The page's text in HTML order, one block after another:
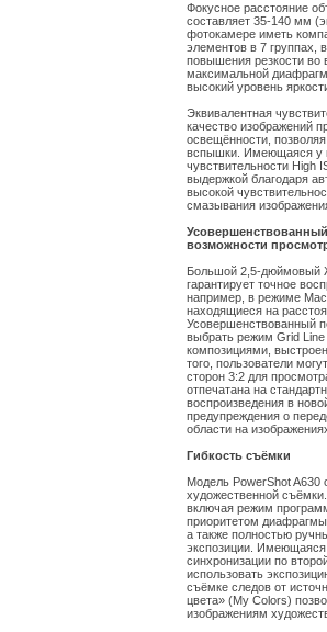
Фокусное расстояние
составляет 35-140 мм
фотокамере иметь
элементов в 7 группах,
повышения резкости во
максимальной
высокий уровень
Эквивалентная
качество изображений
освещённости,
вспышки. Имеющаяся у
чувствительности High
выдержкой благодаря
высокой
смазывания
возможности
Большой 2,5-дюймовый
гарантирует точное
например, в режиме
находящиеся на
Усовершенствованный
выбрать режим Grid Line
композициями,
того, пользователи
сторон 3:2 для
отпечатана на
воспроизведения в
предупреждения о
области на
Гибкость съёмки
Модель PowerShot A630
художественной
включая режим
приоритетом
а также полностью
экспозиции.
синхронизации по
использовать
съёмке следов от
цвета» (My Colors)
изображениям